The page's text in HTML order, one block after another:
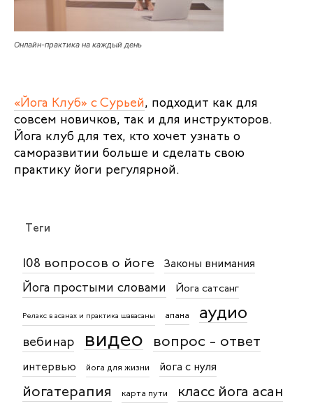
Онлайн-практика на каждый день
«Йога Клуб» с Сурьей, подходит как для
совсем новичков, так и для инструкторов.
Йога клуб для тех, кто хочет узнать о
саморазвитии больше и сделать свою
практику йоги регулярной.
Теги
108 вопросов о йоге Законы внимания
Йога простыми словами Йога сатсанг
Релакс в асанах и практика шавасаны апана аудио
вебинар видео вопрос - ответ
интервью йога для жизни йога с нуля
йогатерапия карта пути класс йога асан